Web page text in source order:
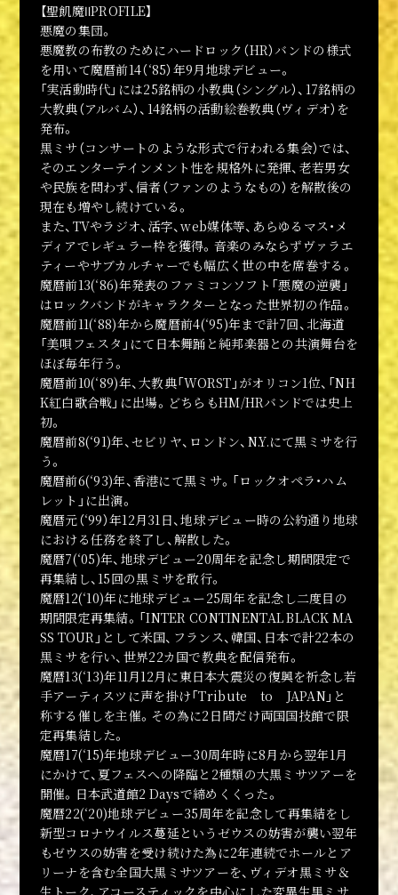
【聖飢魔ⅡPROFILE】
悪魔の集団。
悪魔教の布教のためにハードロック（HR）バンドの様式
を用いて魔暦前14（‘85）年9月地球デビュー。
「実活動時代」には25銘柄の小教典（シングル）、17銘柄の
大教典（アルバム）、14銘柄の活動絵巻教典（ヴィデオ）を
発布。
黒ミサ（コンサートのような形式で行われる集会）では、
そのエンターテインメント性を規格外に発揮、老若男女
や民族を問わず、信者（ファンのようなもの）を解散後の
現在も増やし続けている。
また、TVやラジオ、活字、web媒体等、あらゆるマス・メ
ディアでレギュラー枠を獲得。音楽のみならずヴァラエ
ティーやサブカルチャーでも幅広く世の中を席巻する。
魔暦前13(‘86)年発表のファミコンソフト「悪魔の逆襲」
はロックバンドがキャラクターとなった世界初の作品。
魔暦前11(‘88)年から魔暦前4(‘95)年まで計7回、北海道
「美唄フェスタ」にて日本舞踊と純邦楽器との共演舞台を
ほぼ毎年行う。
魔暦前10(‘89)年、大教典「WORST」がオリコン1位、「NH
K紅白歌合戦」に出場。どちらもHM/HRバンドでは史上
初。
魔暦前8(‘91)年、セビリヤ、ロンドン、N.Y.にて黒ミサを行
う。
魔暦前6(‘93)年、香港にて黒ミサ。「ロックオペラ・ハム
レット」に出演。
魔暦元（‘99）年12月31日、地球デビュー時の公約通り地球
における任務を終了し、解散した。
魔暦7(‘05)年、地球デビュー20周年を記念し期間限定で
再集結し、15回の黒ミサを敢行。
魔暦12(‘10)年に地球デビュー25周年を記念し二度目の
期間限定再集結。「INTER CONTINENTAL BLACK MA
SS TOUR」として米国、フランス、韓国、日本で計22本の
黒ミサを行い、世界22カ国で教典を配信発布。
魔暦13(‘13)年11月12月に東日本大震災の復興を祈念し若
手アーティスツに声を掛け「Tribute to JAPAN」と
称する催しを主催。その為に2日間だけ両国国技館で限
定再集結した。
魔暦17(‘15)年地球デビュー30周年時に8月から翌年1月
にかけて、夏フェスへの降臨と2種類の大黒ミサツアーを
開催。日本武道館2 Daysで締めくくった。
魔暦22(‘20)地球デビュー35周年を記念して再集結をし
新型コロナウイルス蔓延というゼウスの妨害が襲い翌年
もゼウスの妨害を受け続けた為に2年連続でホールとア
リーナを含む全国大黒ミサツアーを、ヴィデオ黒ミサ＆
生トーク、アコースティックを中心にした変異生黒ミサ